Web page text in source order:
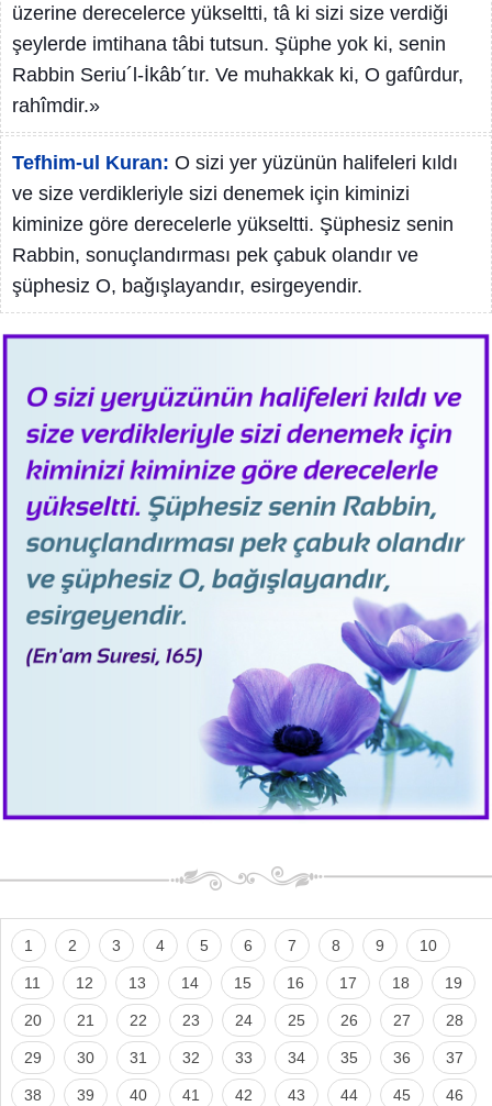
üzerine derecelerce yükseltti, tâ ki sizi size verdiği
şeylerde imtihana tâbi tutsun. Şüphe yok ki, senin
Rabbin Seriu´l-İkâb´tır. Ve muhakkak ki, O gafûrdur,
rahîmdir.»
Tefhim-ul Kuran: O sizi yer yüzünün halifeleri kıldı
ve size verdikleriyle sizi denemek için kiminizi
kiminize göre derecelerle yükseltti. Şüphesiz senin
Rabbin, sonuçlandırması pek çabuk olandır ve
şüphesiz O, bağışlayandır, esirgeyendir.
1 2 3 4 5 6 7 8 9 10
11 12 13 14 15 16 17 18 19
20 21 22 23 24 25 26 27 28
29 30 31 32 33 34 35 36 37
38 39 40 41 42 43 44 45 46